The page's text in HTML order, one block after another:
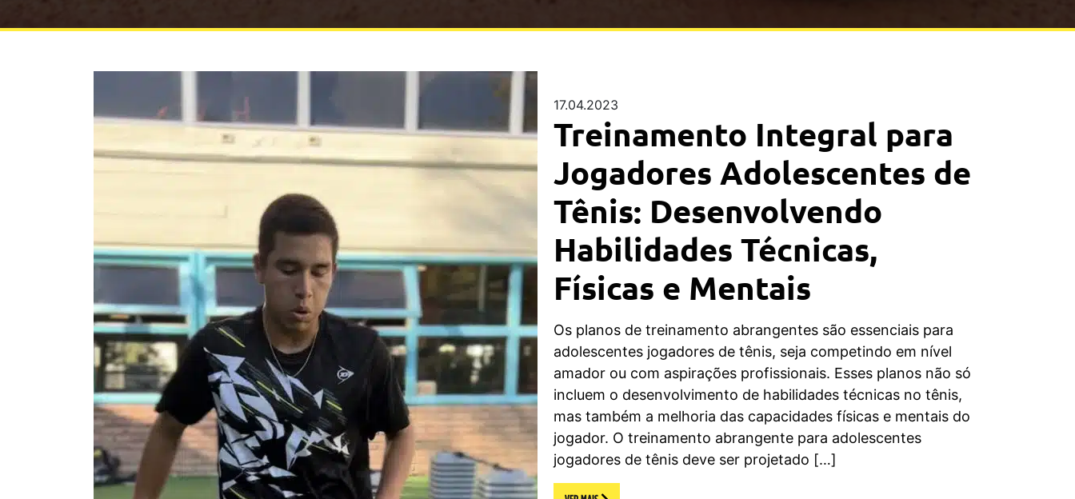
17.04.2023
Treinamento Integral para
Jogadores Adolescentes de
Tênis: Desenvolvendo
Habilidades Técnicas,
Físicas e Mentais
Os planos de treinamento abrangentes são essenciais para
adolescentes jogadores de tênis, seja competindo em nível
amador ou com aspirações profissionais. Esses planos não só
incluem o desenvolvimento de habilidades técnicas no tênis,
mas também a melhoria das capacidades físicas e mentais do
jogador. O treinamento abrangente para adolescentes
jogadores de tênis deve ser projetado […]